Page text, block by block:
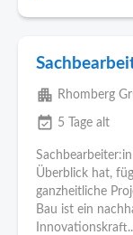
apartment Rhomberg
event_available 5 Tage alt
Sachbearbeiter:in
Überblick hat,
ganzheitliche
Bau ist ein